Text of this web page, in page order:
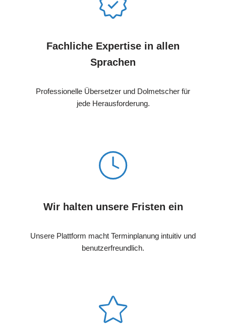
Fachliche Expertise in allen
Sprachen
Professionelle Übersetzer und Dolmetscher für
jede Herausforderung.
Wir halten unsere Fristen ein
Unsere Plattform macht Terminplanung intuitiv und
benutzerfreundlich.